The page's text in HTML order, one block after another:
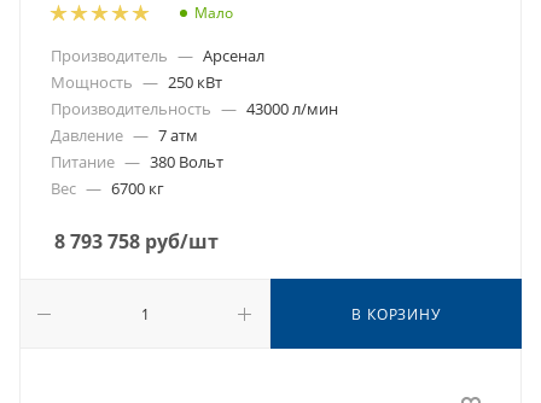
Мало
Производитель — Арсенал
Мощность — 250 кВт
Производительность — 43000 л/мин
Давление — 7 атм
Питание — 380 Вольт
Вес — 6700 кг
8 793 758 руб/шт
В КОРЗИНУ